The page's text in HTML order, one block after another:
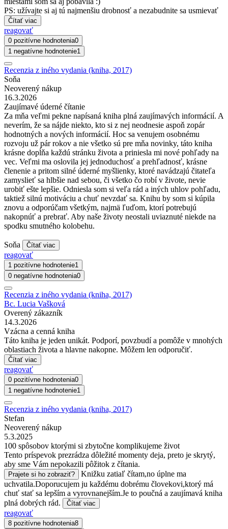
PS: užívajte si aj tú najmenšiu drobnosť a nezabudnite sa usmievať
Čítať viac
reagovať
0 pozitívne hodnotenia0
1 negatívne hodnotenie1
Recenzia z iného vydania (kniha, 2017)
Soňa
Neoverený nákup
16.3.2026
Zaujímavé úderné čítanie
Za mňa veľmi pekne napísaná kniha plná zaujímavých informácií. A
neverím, že sa nájde niekto, kto si z nej neodnesie aspoň zopár
hodnotných a nových informácií. Hoc sa venujem osobnému
rozvoju už pár rokov a nie všetko sú pre mňa novinky, táto kniha
krásne dopĺňa každú stránku života a priniesla mi nové pohľady na
vec. Veľmi ma oslovila jej jednoduchosť a prehľadnosť, krásne
členenie a pritom silné úderné myšlienky, ktoré navádzajú čitateľa
zamyslieť sa hlbšie nad sebou, či všetko čo robí v živote, nevie
urobiť ešte lepšie. Odniesla som si veľa rád a iných uhlov pohľadu,
taktiež silnú motiváciu a chuť nevzdať sa. Knihu by som si kúpila
znovu a odporúčam všetkým, najmä ľuďom, ktorí potrebujú
nakopnúť a prebrať. Aby naše životy neostali uviaznuté niekde na
spodku smutného kolobehu.
Soňa Čítať viac
reagovať
1 pozitívne hodnotenie1
0 negatívne hodnotenia0
Recenzia z iného vydania (kniha, 2017)
Bc. Lucia Vašková
Overený zákazník
14.3.2026
Vzácna a cenná kniha
Táto kniha je jeden unikát. Podporí, povzbudí a pomôže v mnohých
oblastiach života a hlavne nakopne. Môžem len odporučiť.
Čítať viac
reagovať
0 pozitívne hodnotenia0
1 negatívne hodnotenie1
Recenzia z iného vydania (kniha, 2017)
Stefan
Neoverený nákup
5.3.2025
100 spôsobov ktorými si zbytočne komplikujeme život
Tento príspevok prezrádza dôležité momenty deja, preto je skrytý,
aby sme Vám nepokazili pôžitok z čítania.
Prajete si ho zobraziť?
Knižku zatiaľ čítam,no úplne ma
uchvatila.Doporucujem ju každému dobrému človekovi,ktorý má
chuť stať sa lepším a vyrovnanejším.Je to poučná a zaujímavá kniha
plná dobrých rád.
Čítať viac
reagovať
8 pozitívne hodnotenia8